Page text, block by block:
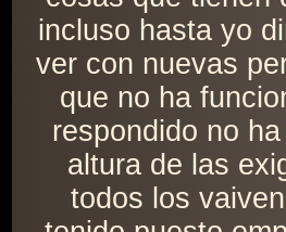
incluso hasta yo
ver con nuevas
que no ha
respondido no
altura de las
todos los